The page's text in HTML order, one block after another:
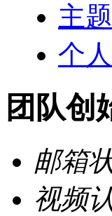
主题
个
团队创
邮箱
视频